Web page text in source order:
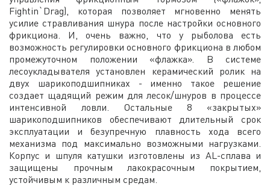
Fightin`Drag), которая позволяет мгновенно менять
усилие стравливания шнура после настройки основного
фрикциона. И, очень важно, что у рыболова есть
возможность регулировки основного фрикциона в любом
промежуточном положении «флажка». В системе
лесоукладывателя установлен керамический ролик на
двух шарикоподшипниках - именно такое решение
создает щадящий режим для лесок/шнуров в процессе
интенсивной ловли. Остальные 8 «закрытых»
шарикоподшипников обеспечивают длительный срок
эксплуатации и безупречную плавность хода всего
механизма под максимально возможными нагрузками.
Корпус и шпуля катушки изготовлены из AL-сплава и
защищены прочным лакокрасочным покрытием,
устойчивым к различным средам.